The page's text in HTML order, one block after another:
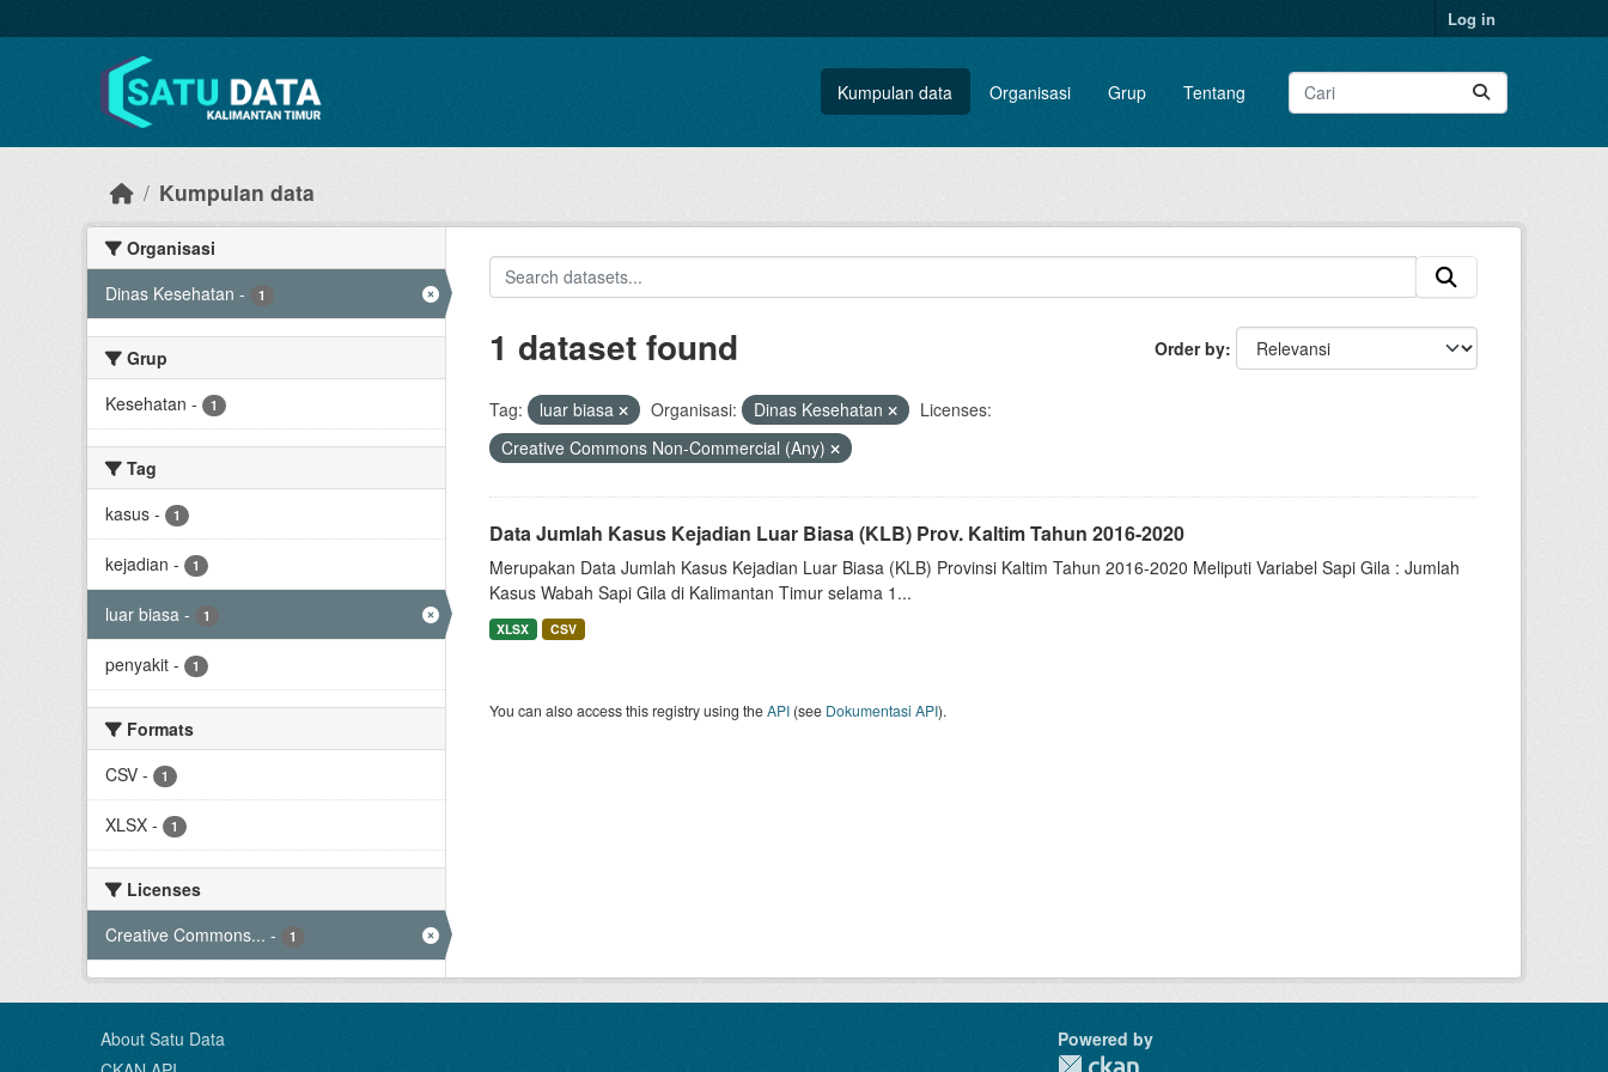
Log in
Kumpulan data Organisasi Grup Tentang
Kumpulan data
Organisasi
Dinas Kesehatan - 1
Grup
Kesehatan - 1
Tag
kasus - 1
kejadian - 1
luar biasa - 1
penyakit - 1
Formats
CSV - 1
XLSX - 1
Licenses
Creative Commons... - 1
Order by
1 dataset found
Tag: luar biasa Organisasi: Dinas Kesehatan
Licenses:
Creative Commons Non-Commercial (Any)
Data Jumlah Kasus Kejadian Luar Biasa (KLB) Prov. Kaltim Tahun 2016-2020
Merupakan Data Jumlah Kasus Kejadian Luar Biasa (KLB) Provinsi Kaltim Tahun 2016-2020 Meliputi Variabel Sapi Gila : Jumlah
Kasus Wabah Sapi Gila di Kalimantan Timur selama 1...
XLSX CSV
You can also access this registry using theAPI(see Dokumentasi API).
About Satu Data
Powered by